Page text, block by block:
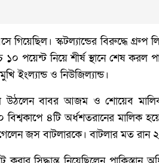
স্কটল্যান্ডের বিরুদ্ধে গ্রুপ
পয়েন্ট নিয়ে শীর্ষ স্থানে শেষ করল
ইংল্যান্ড ও নিউজিল্যান্ড।
জ্বলে উঠলেন বাবর আজম ও শোয়েব
বিশ্বকাপে ৪টি অর্ধশতরানের মালিক
জস বাটলারকে। বাটলার মত রান